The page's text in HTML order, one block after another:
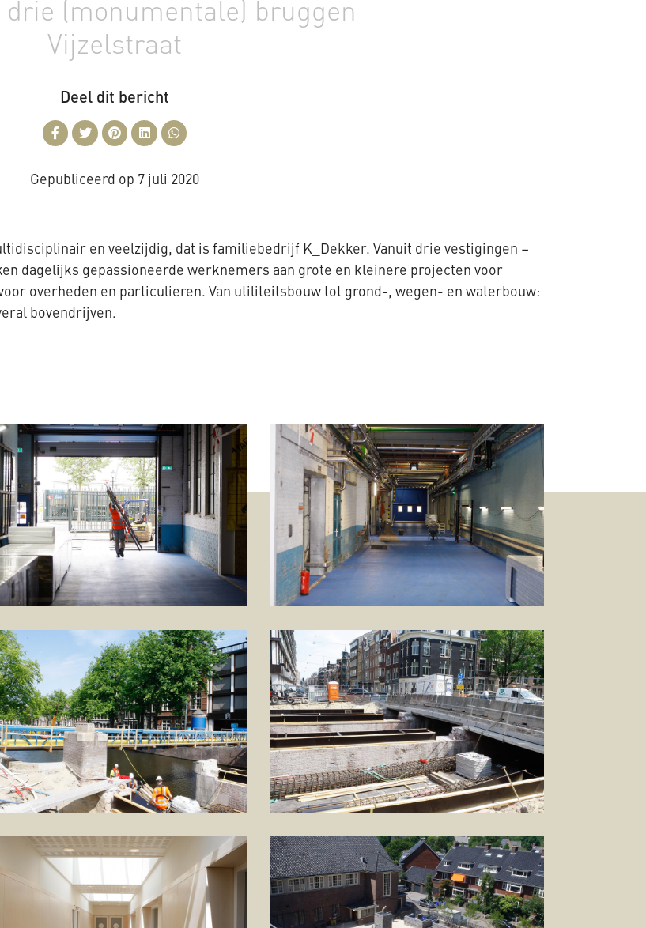
drie (monumentale) bruggen
Vijzelstraat
Deel dit bericht
Gepubliceerd op 7 juli 2020
en veelzijdig, dat is familiebedrijf K_Dekker. Vanuit drie vestigingen –
dagelijks gepassioneerde werknemers aan grote en kleinere projecten voor
overheden en particulieren. Van utiliteitsbouw tot grond-, wegen- en waterbouw:
bovendrijven.